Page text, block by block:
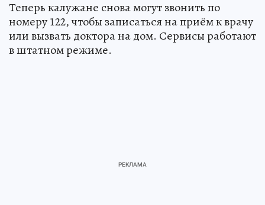
Теперь калужане снова могут звонить по
номеру 122, чтобы записаться на приём к врачу
или вызвать доктора на дом. Сервисы работают
в штатном режиме.